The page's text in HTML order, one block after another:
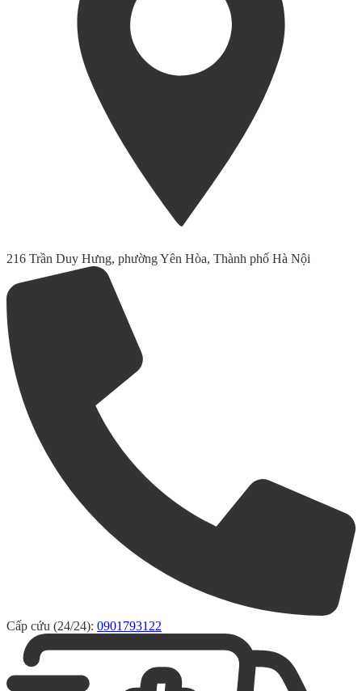
216 Trần Duy Hưng, phường Yên Hòa, Thành phố Hà Nội
Cấp cứu (24/24): 0901793122